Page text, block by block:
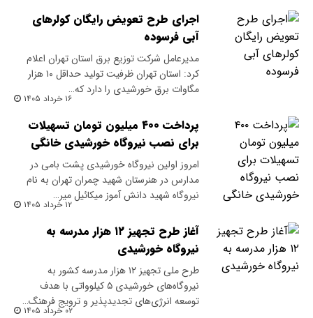
اجرای طرح تعویض رایگان کولرهای
آبی فرسوده
مدیرعامل شرکت توزیع برق استان تهران اعلام
کرد: استان تهران ظرفیت تولید حداقل ۱۰ هزار
مگاوات برق خورشیدی را دارد که…
۱۶ خرداد ۱۴۰۵
پرداخت ۴۰۰ میلیون تومان تسهیلات
برای نصب نیروگاه خورشیدی خانگی
امروز اولین نیروگاه خورشیدی پشت بامی در
مدارس در هنرستان شهید چمران تهران به نام
نیروگاه شهید دانش آموز میکائیل میر…
۱۲ خرداد ۱۴۰۵
آغاز طرح تجهیز ۱۲ هزار مدرسه به
نیروگاه خورشیدی
طرح ملی تجهیز ۱۲ هزار مدرسه کشور به
نیروگاه‌های خورشیدی ۵ کیلوواتی با هدف
توسعه انرژی‌های تجدیدپذیر و ترویج فرهنگ…
۰۲ خرداد ۱۴۰۵